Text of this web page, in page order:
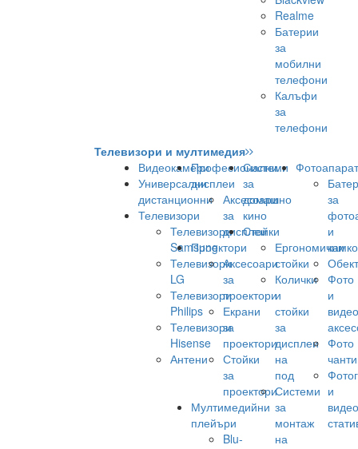
Realme
Батерии
за
мобилни
телефони
Калъфи
за
телефони
Телевизори и мултимедия
Видеокамери
Универсални
дистанционни
Телевизори
Телевизори
Samsung
Телевизори
LG
Телевизори
Philips
Телевизори
Hisense
Антени
Професионални
дисплеи
Аксесоари
за
дисплеи
Проектори
Аксесоари
за
проектори
Екрани
за
проектори
Стойки
за
проектори
Мултимедийни
плейъри
Blu-
Системи
за
домашно
кино
Стойки
Ергономични
стойки
Колички
и
стойки
за
дисплеи
на
под
Системи
за
монтаж
на
за
и
Фото
и
видео
Фото
чанти
и
видео